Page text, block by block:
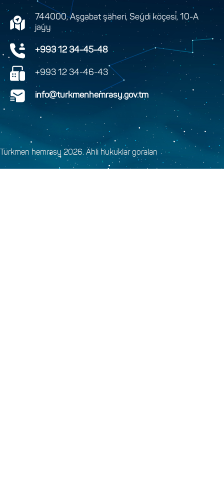
744000, Aşgabat şäheri, Seýdi köçesi, 10-A
jaýy
+993 12 34-45-48
+993 12 34-46-43
info@turkmenhemrasy.gov.tm
Türkmen hemrasy 2026. Ähli hukuklar goralan